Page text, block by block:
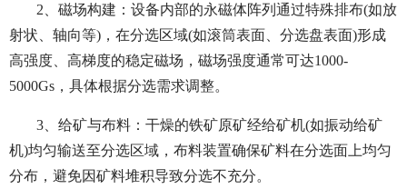
2、磁场构建：设备内部的永磁体阵列通过特殊排布(如放
射状、轴向等)，在分选区域(如滚筒表面、分选盘表面)形成
高强度、高梯度的稳定磁场，磁场强度通常可达1000-
5000Gs，具体根据分选需求调整。
3、给矿与布料：干燥的铁矿原矿经给矿机(如振动给矿
机)均匀输送至分选区域，布料装置确保矿料在分选面上均匀
分布，避免因矿料堆积导致分选不充分。